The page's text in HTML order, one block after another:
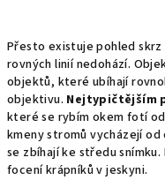
Přesto existuje pohled
rovných linií nedohází.
objektů, které ubíhají
objektivu. Nejtypičtějším
které se rybím okem fotí
kmeny stromů vycházejí
se zbíhají ke středu
focení krápníků v jeskyni.